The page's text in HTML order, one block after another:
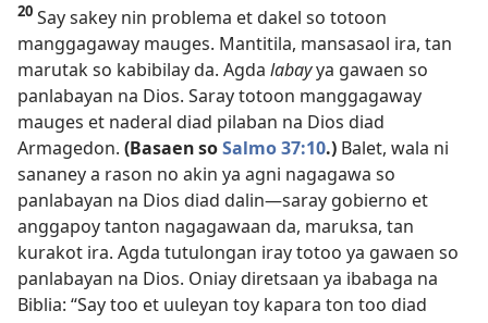
20 Say sakey nin problema et dakel so totoon
manggagaway mauges. Mantitila, mansasaol ira, tan
marutak so kabibilay da. Agda labayya gawaen so
panlabayan na Dios. Saray totoon manggagaway
mauges et naderal diad pilaban na Dios diad
Armagedon. (Basaen soSalmo 37:10.) Balet, wala ni
sananey a rason no akin ya agni nagagawa so
panlabayan na Dios diad dalin​—saray gobierno et
anggapoy tanton nagagawaan da, maruksa, tan
kurakot ira. Agda tutulongan iray totoo ya gawaen so
panlabayan na Dios. Oniay diretsaan ya ibabaga na
Biblia: “Say too et uuleyan toy kapara ton too diad